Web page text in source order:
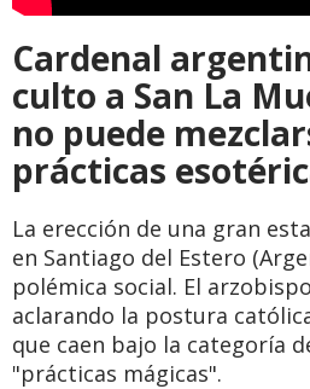
Cardenal
culto a San La
no puede
prácticas
La erección de una gran
en Santiago del Estero
polémica social. El
aclarando la postura
que caen bajo la categoría
"prácticas mágicas".